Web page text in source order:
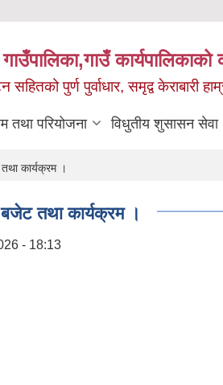
गाउँपालिका,गाउँ
सहितको पुर्ण पुर्वाधार, समृद्व केराबारी
तथा परियोजना विधुतीय शुसासन सेवा
कार्यक्रम ।
तथा कार्यक्रम ।
- 18:13